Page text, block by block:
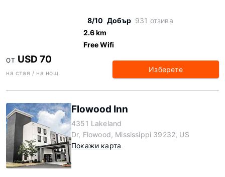
8/10 Добър 931 отзива
2.6 km
Free Wifi
ОТ USD 70
на стая / на нощ Изберете
Flowood Inn
4351 Lakeland
Dr, Flowood, Mississippi 39232, US
Покажи карта